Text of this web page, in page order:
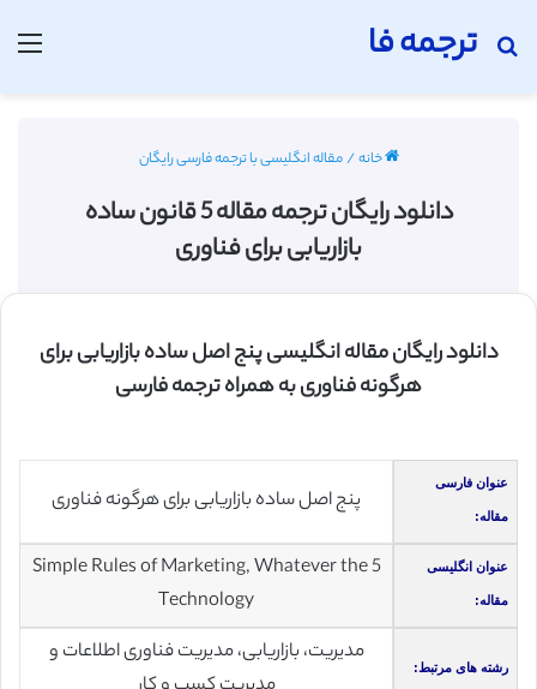
ترجمه فا
جستجو برای
خانه/مقاله انگلیسی با ترجمه فارسی رایگان
دانلود رایگان ترجمه مقاله 5 قانون ساده
بازاریابی برای فناوری
دانلود رایگان مقاله انگلیسی پنج اصل ساده بازاریابی برای
هرگونه فناوری به همراه ترجمه فارسی
عنوان فارسی
مقاله: پنج اصل ساده بازاریابی برای هرگونه فناوری
عنوان انگلیسی
مقاله:
5 Simple Rules of Marketing, Whatever the
Technology
رشته های مرتبط:
مدیریت، بازاریابی، مدیریت فناوری اطلاعات و